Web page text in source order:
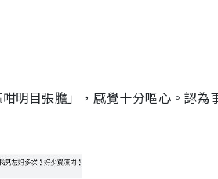
明目張膽」，感覺十分嘔心。認為